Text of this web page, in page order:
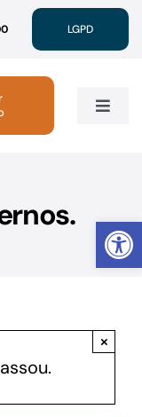
Abrir
LGPD
Toggle
×